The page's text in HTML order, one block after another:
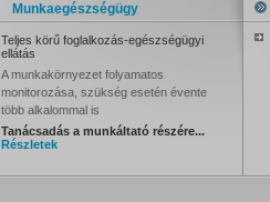
Munkaegészségügy
Teljes körű foglalkozás-egészségügyi
ellátás
A munkakörnyezet folyamatos
monitorozása, szükség esetén évente
több alkalommal is
Tanácsadás a munkáltató részére...
Részletek